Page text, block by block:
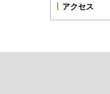
アクセス